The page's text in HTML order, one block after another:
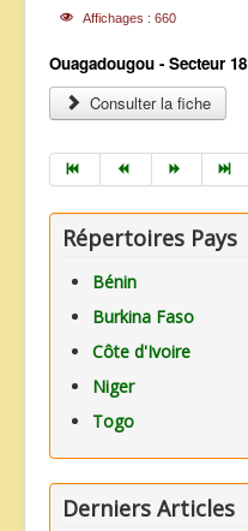
Affichages : 660
Ouagadougou - Secteur 18
Consulter la fiche
Répertoires Pays
Bénin
Burkina Faso
Côte d'Ivoire
Niger
Togo
Derniers Articles